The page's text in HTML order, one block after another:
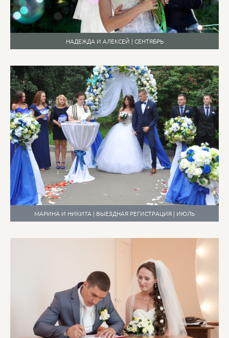
НАДЕЖДА И АЛЕКСЕЙ | СЕНТЯБРЬ
МАРИНА И НИКИТА | ВЫЕЗДНАЯ РЕГИСТРАЦИЯ | ИЮЛЬ